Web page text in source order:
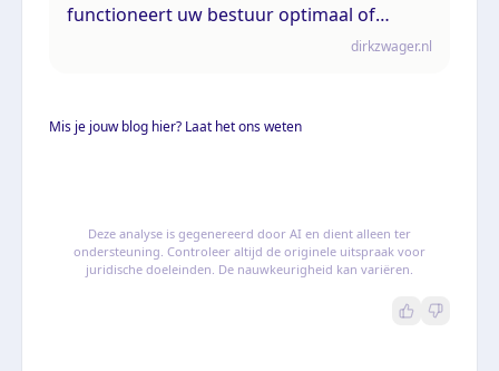
functioneert uw bestuur optimaal of
dirkzwager.nl
Mis je jouw blog hier? Laat het ons weten
Deze analyse is gegenereerd door AI en dient alleen ter
ondersteuning. Controleer altijd de originele uitspraak voor
juridische doeleinden. De nauwkeurigheid kan variëren.